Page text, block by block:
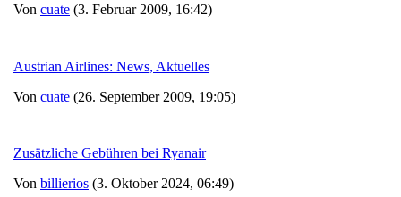
Von cuate (3. Februar 2009, 16:42)
Austrian Airlines: News, Aktuelles
Von cuate (26. September 2009, 19:05)
Zusätzliche Gebühren bei Ryanair
Von billierios (3. Oktober 2024, 06:49)